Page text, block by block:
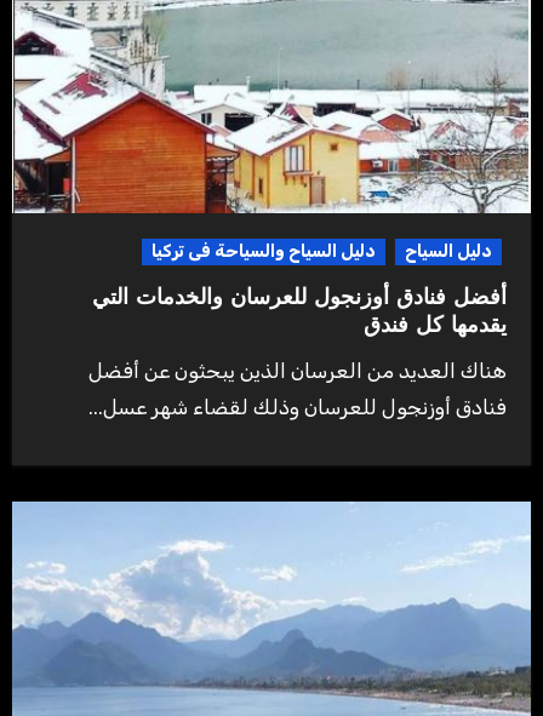
دليل السياح دليل السياح والسياحة فى تركيا
أفضل فنادق أوزنجول للعرسان والخدمات التي
يقدمها كل فندق
هناك العديد من العرسان الذين يبحثون عن أفضل
فنادق أوزنجول للعرسان وذلك لقضاء شهر عسل...